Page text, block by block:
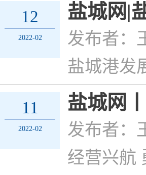
12
2022-02
盐城网|
发布者：
盐城港发
11
2022-02
盐城网
发布者：
经营兴航